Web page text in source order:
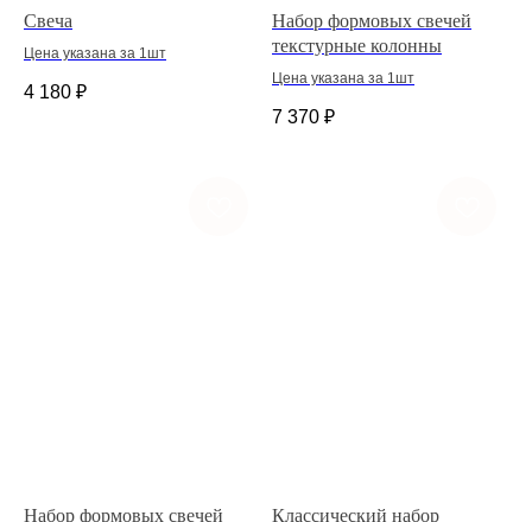
Свеча
Цена указана за 1шт
4 180 ₽
Набор формовых свечей
текстурные колонны
Цена указана за 1шт
7 370 ₽
Набор формовых свечей Классический набор